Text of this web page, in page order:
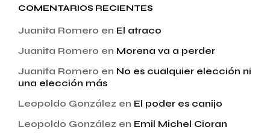
COMENTARIOS RECIENTES
Juanita Romero en El atraco
Juanita Romero en Morena va a perder
Juanita Romero en No es cualquier elección ni
una elección más
Leopoldo González en El poder es canijo
Leopoldo González en Emil Michel Cioran